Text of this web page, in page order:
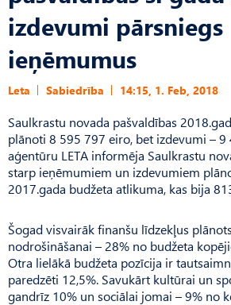
izdevumi pārsniegs
ieņēmumus
Leta Sabiedrība 14:15, 1. Feb, 2018
Saulkrastu novada pašvaldības
plānoti 8 595 797 eiro, bet izdevumi –
aģentūru LETA informēja Saulkrastu
starp ieņēmumiem un izdevumiem
2017.gada budžeta atlikuma, kas bija
Šogad visvairāk finanšu līdzekļus
nodrošināšanai – 28% no budžeta
Otra lielākā budžeta pozīcija ir
paredzēti 12,5%. Savukārt kultūrai un
gandrīz 10% un sociālai jomai – 9% no